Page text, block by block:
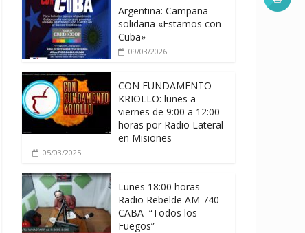
Argentina: Campaña
solidaria «Estamos con
Cuba»
09/03/2026
CON FUNDAMENTO
KRIOLLO: lunes a
viernes de 9:00 a 12:00
horas por Radio Lateral
en Misiones
05/03/2025
Lunes 18:00 horas
Radio Rebelde AM 740
CABA “Todos los
Fuegos”